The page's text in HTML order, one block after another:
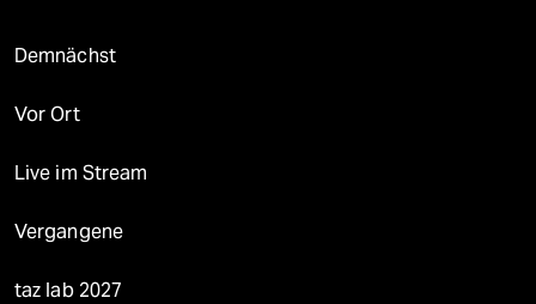
Demnächst
Vor Ort
Live im Stream
Vergangene
taz lab 2027